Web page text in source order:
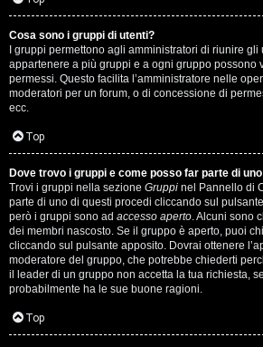
Cosa sono i gruppi di utenti?
I gruppi permettono agli amministratori di riunire
appartenere a più gruppi e a ogni gruppo possono
permessi. Questo facilita l’amministratore nelle
moderatori per un forum, o di concessione di
ecc.
Top
Dove trovo i gruppi e come posso far parte di
Trovi i gruppi nella sezione Gruppi nel Pannello di
parte di uno di questi procedi cliccando sul
però i gruppi sono ad accesso aperto. Alcuni sono
dei membri nascosto. Se il gruppo è aperto, puoi
cliccando sul pulsante apposito. Dovrai ottenere
moderatore del gruppo, che potrebbe chiederti
il leader di un gruppo non accetta la tua richiesta,
probabilmente ha le sue buone ragioni.
Top
M
u
s
i
c
a
l
i
.
.
.